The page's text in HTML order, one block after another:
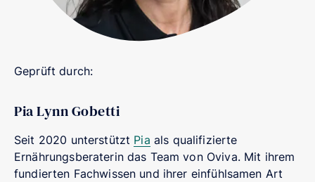
Geprüft durch:
Pia Lynn Gobetti
Seit 2020 unterstützt Pia als qualifizierte
Ernährungsberaterin das Team von Oviva. Mit ihrem
fundierten Fachwissen und ihrer einfühlsamen Art